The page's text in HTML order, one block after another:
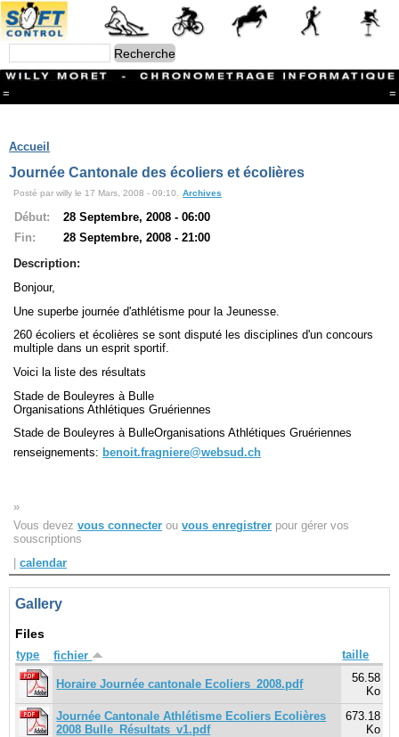
= =
Branches
CONTACT
Ski ALPIN
Triathlon
Ski Nordique
Courses à pieds
VTT
Slalom In-Line
Caisse à savon
Hippisme
Marche
Archives
Navigation
recherche
Ouverture de session
Créer un nouveau compte
Demander un nouveau mot de passe
Accueil
Journée Cantonale des écoliers et écolières
Posté par willy le 17 Mars, 2008 - 09:10. Archives
Début:
28 Septembre, 2008 - 06:00
Fin:
28 Septembre, 2008 - 21:00
Description:
Bonjour,
Une superbe journée d'athlétisme pour la Jeunesse.
260 écoliers et écolières se sont disputé les disciplines d'un concours
multiple dans un esprit sportif.
Voici la liste des résultats
Stade de Bouleyres à Bulle
Organisations Athlétiques Gruériennes
Stade de Bouleyres à BulleOrganisations Athlétiques Gruériennes
renseignements: benoit.fragniere@websud.ch
»
Vous devez vous connecter ou vous enregistrer pour gérer vos
souscriptions
calendar
Gallery
Files
type fichier taille
Horaire Journée cantonale Ecoliers_2008.pdf
56.58
Ko
Journée Cantonale Athlétisme Ecoliers Ecolières
2008 Bulle_Résultats_v1.pdf
673.18
Ko